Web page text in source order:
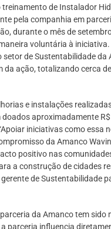
treinamento de Instalador
pela companhia em
durante o mês de
voluntária à iniciativa.
setor de Sustentabilidade da
da ação, totalizando cerca
e instalações
aproximadamente
iniciativas como essa
da Amanco
positivo nas
a construção de cidades
de Sustentabilidade
da Amanco tem sido
a parceria influencia